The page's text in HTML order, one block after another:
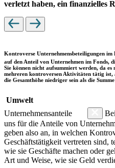
verletzt haben, ein finanzielles
Kontroverse Unternehmensbeteiligungen im
auf den Anteil von Unternehmen im Fonds,
Sie können nicht aufsummiert werden, da es
mehreren kontroversen Aktivitäten tätig
die Gesamthöhe niedriger sein als die
Umwelt
Unternehmensanteile
uns für die Anteile von
geben also an, in welchen
Geschäftstätigkeit vertreten sind,
wie sie Geschäfte machen oder
Art und Weise, wie sie Geld